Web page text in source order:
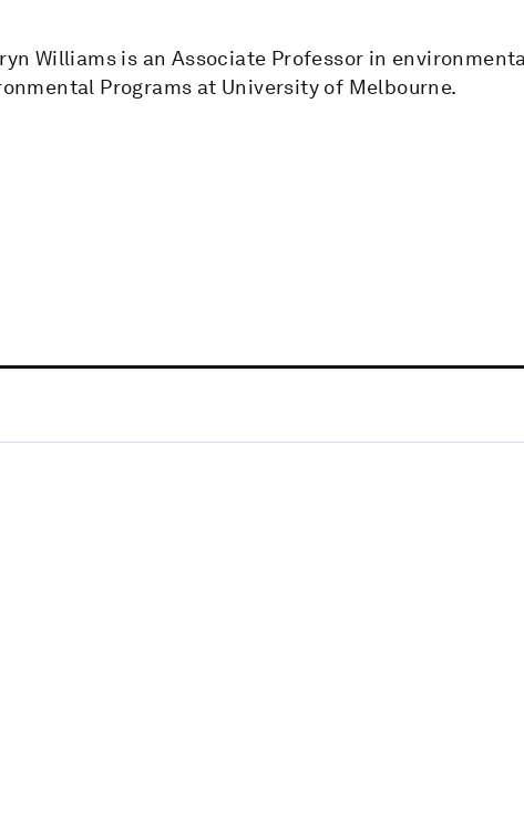
Williams is an Associate Professor in
Programs at University of Melbourne.